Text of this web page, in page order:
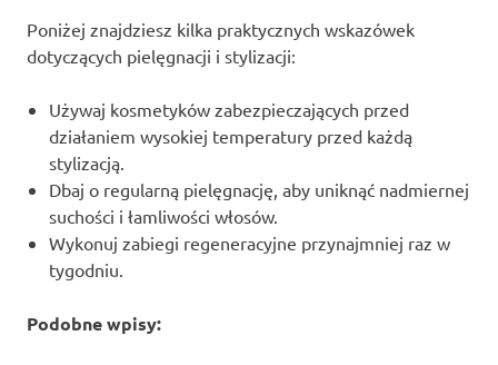
Poniżej znajdziesz kilka praktycznych wskazówek
dotyczących pielęgnacji i stylizacji:
Używaj kosmetyków zabezpieczających przed
działaniem wysokiej temperatury przed każdą
stylizacją.
Dbaj o regularną pielęgnację, aby uniknąć nadmiernej
suchości i łamliwości włosów.
Wykonuj zabiegi regeneracyjne przynajmniej raz w
tygodniu.
Podobne wpisy: